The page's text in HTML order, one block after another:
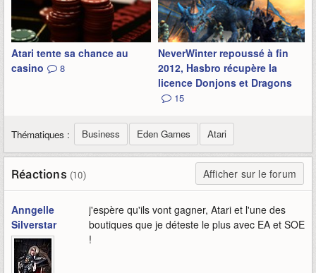
Atari tente sa chance au
casino
8
NeverWinter repoussé à fin
2012, Hasbro récupère la
licence Donjons et Dragons
15
Thématiques : Business Eden Games Atari
Réactions (10) Afficher sur le forum
Anngelle
Silverstar
j'espère qu'ils vont gagner, Atari et l'une des
boutiques que je déteste le plus avec EA et SOE
!